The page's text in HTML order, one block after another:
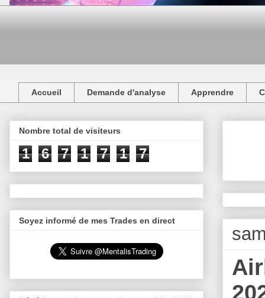
Accueil Demande d'analyse Apprendre
Nombre total de visiteurs
1 6 7 1 7 1 7
Soyez informé de mes Trades en direct